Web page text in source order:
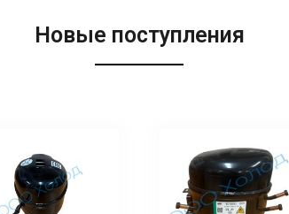
Новые поступления